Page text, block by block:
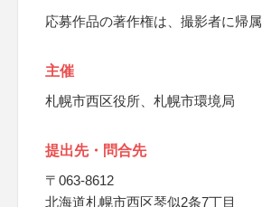
応募作品の著作権は、撮影者に帰属
主催
札幌市西区役所、札幌市環境局
提出先・問合先
〒063-8612
北海道札幌市西区琴似2条7丁目